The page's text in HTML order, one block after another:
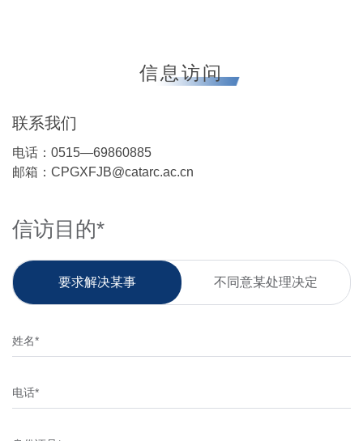
信息访问
联系我们
电话：0515—69860885
邮箱：CPGXFJB@catarc.ac.cn
信访目的*
要求解决某事 不同意某处理决定
姓名*
电话*